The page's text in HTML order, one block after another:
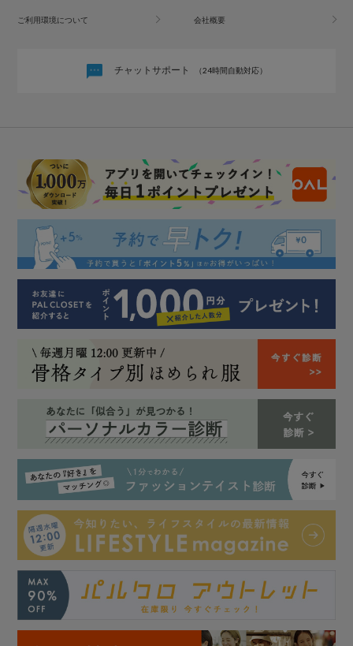
ご利用環境について 会社概要
チャットサポート （24時間自動対応）